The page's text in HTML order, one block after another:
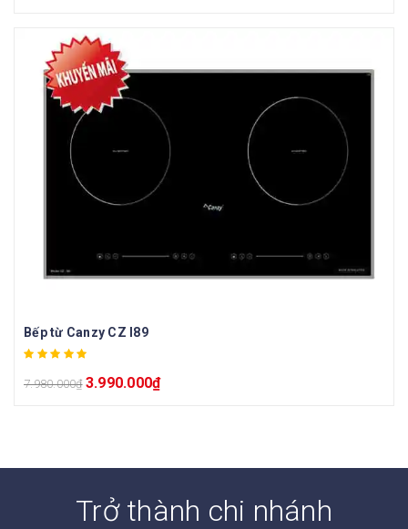
Bếp từ Canzy CZ I89
7.980.000₫ 3.990.000₫
Trở thành chi nhánh